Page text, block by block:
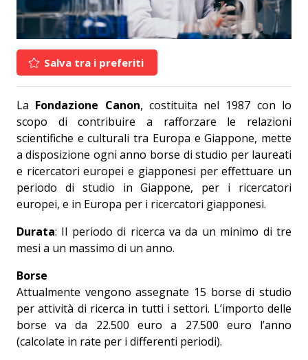
Salva tra i preferiti
La Fondazione Canon, costituita nel 1987 con lo
scopo di contribuire a rafforzare le relazioni
scientifiche e culturali tra Europa e Giappone, mette
a disposizione ogni anno borse di studio per laureati
e ricercatori europei e giapponesi per effettuare un
periodo di studio in Giappone, per i ricercatori
europei, e in Europa per i ricercatori giapponesi.
Durata: Il periodo di ricerca va da un minimo di tre
mesi a un massimo di un anno.
Borse
Attualmente vengono assegnate 15 borse di studio
per attività di ricerca in tutti i settori. L’importo delle
borse va da 22.500 euro a 27.500 euro l’anno
(calcolate in rate per i differenti periodi).